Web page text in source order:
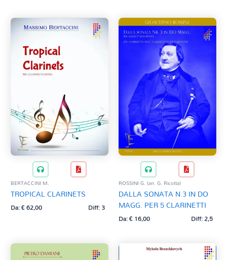
BERTACCINI M.
TROPICAL CLARINETS
Da:€62,00 Diff: 3
ROSSINI G. (arr. G. Ricotta)
DALLA SONATA N.3 IN DO
MAGG. PER 5 CLARINETTI
Da:€16,00 Diff: 2,5